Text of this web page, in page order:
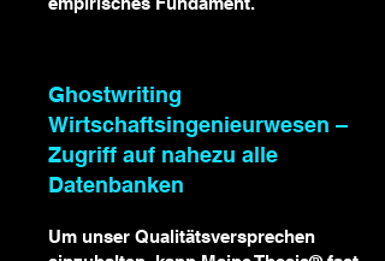
Ghostwriting
Wirtschaftsingenieurwesen –
Zugriff auf nahezu alle
Datenbanken
Um unser Qualitätsversprechen